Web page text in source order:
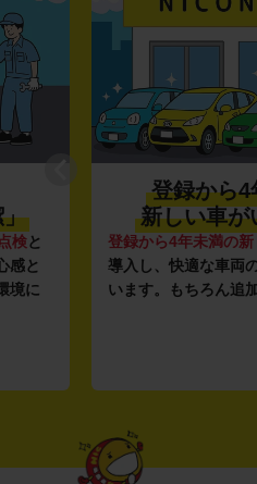
」
検と
感と
境に
登録から4
新しい車が
登録から4年未満の
導入し、快適な車両
います。もちろん追